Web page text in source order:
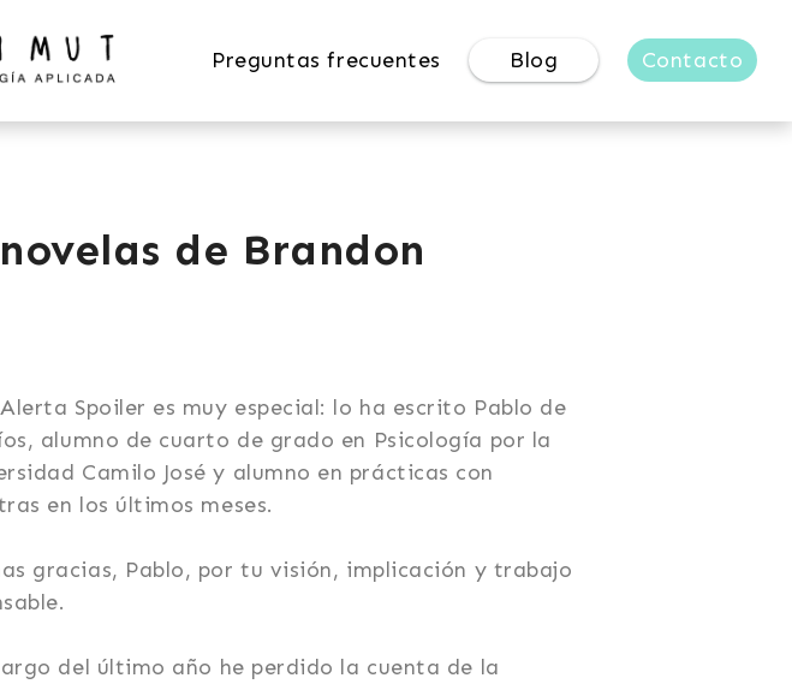
Preguntas frecuentes Blog Contacto
de Brandon
Spoiler es muy especial: lo ha escrito Pablo de
alumno de cuarto de grado en Psicología por la
Camilo José y alumno en prácticas con
en los últimos meses.
gracias, Pablo, por tu visión, implicación y trabajo
del último año he perdido la cuenta de la